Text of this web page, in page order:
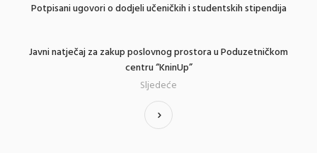
Potpisani ugovori o dodjeli učeničkih i studentskih stipendija
Javni natječaj za zakup poslovnog prostora u Poduzetničkom
centru “KninUp”
Sljedeće